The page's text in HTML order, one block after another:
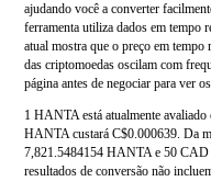
ajudando você a converter
ferramenta utiliza dados em tempo
atual mostra que o preço em
das criptomoedas oscilam com
página antes de negociar para ver
1 HANTA está atualmente
HANTA custará C$0.000639. Da
7,821.5484154 HANTA e 50
resultados de conversão não